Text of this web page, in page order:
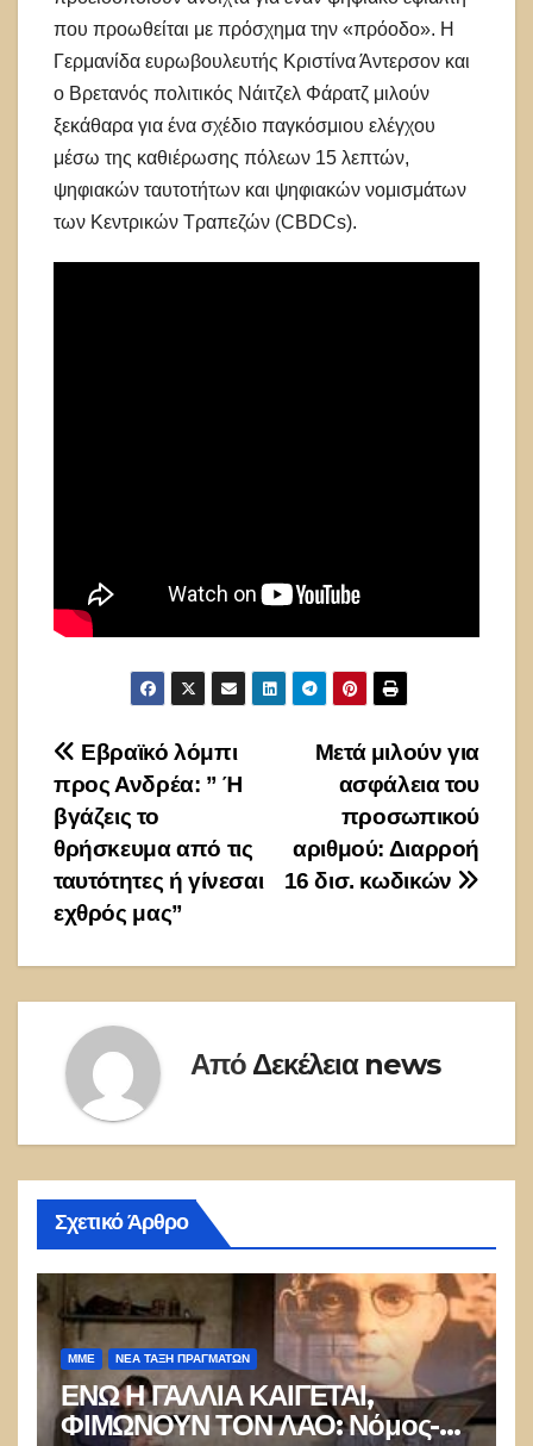
που προωθείται με πρόσχημα την «πρόοδο». Η
Γερμανίδα ευρωβουλευτής Κριστίνα Άντερσον και
ο Βρετανός πολιτικός Νάιτζελ Φάρατζ μιλούν
ξεκάθαρα για ένα σχέδιο παγκόσμιου ελέγχου
μέσω της καθιέρωσης πόλεων 15 λεπτών,
ψηφιακών ταυτοτήτων και ψηφιακών νομισμάτων
των Κεντρικών Τραπεζών (CBDCs).
Πλοήγηση
άρθρων
Μετά μιλούν για
ασφάλεια του
προσωπικού
αριθμού: Διαρροή
16 δισ. κωδικών
Εβραϊκό λόμπι
προς Ανδρέα: ” Ή
βγάζεις το
θρήσκευμα από τις
ταυτότητες ή γίνεσαι
εχθρός μας”
Από Δεκέλεια news
Σχετικό Άρθρο
ΜΜΕ ΝΈΑ ΤΆΞΗ ΠΡΑΓΜΆΤΩΝ
ΕΝΩ Η ΓΑΛΛΙΑ ΚΑΙΓΕΤΑΙ,
ΦΙΜΩΝΟΥΝ ΤΟΝ ΛΑΟ: Νόμος-